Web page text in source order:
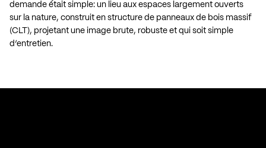
demande était simple: un lieu aux espaces largement ouverts
sur la nature, construit en structure de panneaux de bois massif
(CLT), projetant une image brute, robuste et qui soit simple
d’entretien.